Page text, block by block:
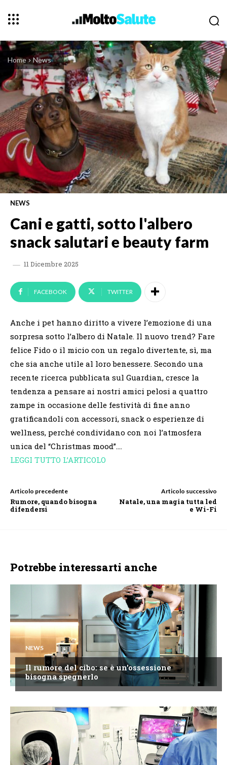
Home News
NEWS
Cani e gatti, sotto l'albero
snack salutari e beauty farm
11 Dicembre 2025
FACEBOOK TWITTER
Anche i pet hanno diritto a vivere l’emozione di una
sorpresa sotto l’albero di Natale. Il nuovo trend? Fare
felice Fido o il micio con un regalo divertente, sì, ma
che sia anche utile al loro benessere. Secondo una
recente ricerca pubblicata sul Guardian, cresce la
tendenza a pensare ai nostri amici pelosi a quattro
zampe in occasione delle festività di fine anno
gratificandoli con accessori, snack o esperienze di
wellness, perché condividano con noi l’atmosfera
unica del “Christmas mood”….
LEGGI TUTTO L’ARTICOLO
Articolo precedente
Rumore, quando bisogna
difendersi
Articolo successivo
Natale, una magia tutta led
e Wi-Fi
Potrebbe interessarti anche
NEWS
Il rumore del cibo: se è un'ossessione
bisogna spegnerlo